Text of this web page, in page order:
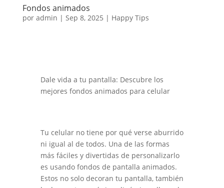
Fondos animados
por admin | Sep 8, 2025 | Happy Tips
Dale vida a tu pantalla: Descubre los
mejores fondos animados para celular
Tu celular no tiene por qué verse aburrido
ni igual al de todos. Una de las formas
más fáciles y divertidas de personalizarlo
es usando fondos de pantalla animados.
Estos no solo decoran tu pantalla, también